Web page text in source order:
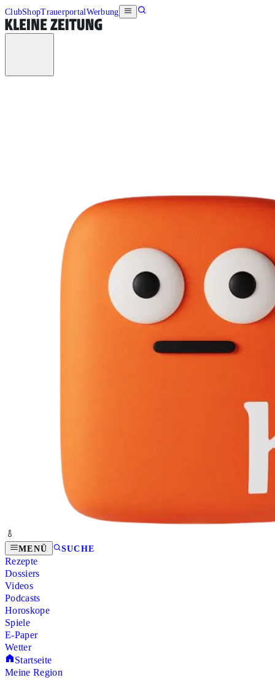
ClubShopTrauerportalWerbung
MENÜ SUCHE
Rezepte
Dossiers
Videos
Podcasts
Horoskope
Spiele
E-Paper
Wetter
Startseite
Meine Region